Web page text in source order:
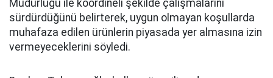
Müdürlüğü ile koordineli şekilde çalışmalarını
sürdürdüğünü belirterek, uygun olmayan koşullarda
muhafaza edilen ürünlerin piyasada yer almasına izin
vermeyeceklerini söyledi.